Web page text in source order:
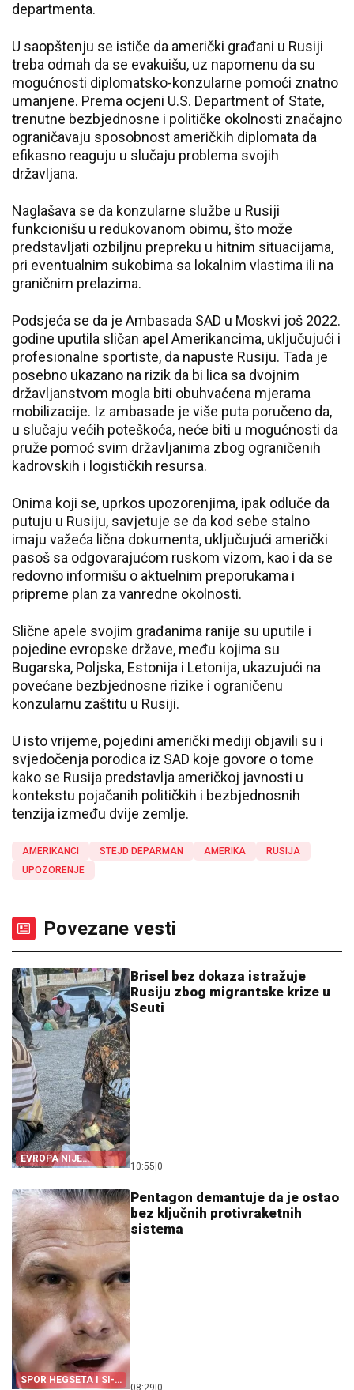
departmenta.
U saopštenju se ističe da američki građani u Rusiji
treba odmah da se evakuišu, uz napomenu da su
mogućnosti diplomatsko-konzularne pomoći znatno
umanjene. Prema ocjeni U.S. Department of State,
trenutne bezbjednosne i političke okolnosti značajno
ograničavaju sposobnost američkih diplomata da
efikasno reaguju u slučaju problema svojih
državljana.
Naglašava se da konzularne službe u Rusiji
funkcionišu u redukovanom obimu, što može
predstavljati ozbiljnu prepreku u hitnim situacijama,
pri eventualnim sukobima sa lokalnim vlastima ili na
graničnim prelazima.
Podsjeća se da je Ambasada SAD u Moskvi još 2022.
godine uputila sličan apel Amerikancima, uključujući i
profesionalne sportiste, da napuste Rusiju. Tada je
posebno ukazano na rizik da bi lica sa dvojnim
državljanstvom mogla biti obuhvaćena mjerama
mobilizacije. Iz ambasade je više puta poručeno da,
u slučaju većih poteškoća, neće biti u mogućnosti da
pruže pomoć svim državljanima zbog ograničenih
kadrovskih i logističkih resursa.
Onima koji se, uprkos upozorenjima, ipak odluče da
putuju u Rusiju, savjetuje se da kod sebe stalno
imaju važeća lična dokumenta, uključujući američki
pasoš sa odgovarajućom ruskom vizom, kao i da se
redovno informišu o aktuelnim preporukama i
pripreme plan za vanredne okolnosti.
Slične apele svojim građanima ranije su uputile i
pojedine evropske države, među kojima su
Bugarska, Poljska, Estonija i Letonija, ukazujući na
povećane bezbjednosne rizike i ograničenu
konzularnu zaštitu u Rusiji.
U isto vrijeme, pojedini američki mediji objavili su i
svjedočenja porodica iz SAD koje govore o tome
kako se Rusija predstavlja američkoj javnosti u
kontekstu pojačanih političkih i bezbjednosnih
tenzija između dvije zemlje.
AMERIKANCI STEJD DEPARMAN AMERIKA
RUSIJA
UPOZORENJE
Povezane vesti
EVROPA NIJE
POMOGLA ŠPANIJI
Brisel bez dokaza istražuje
Rusiju zbog migrantske krize u
Seuti
10:55 0
SPOR HEGSETA I SI-
Pentagon demantuje da je ostao
bez ključnih protivraketnih
sistema
08:29 0